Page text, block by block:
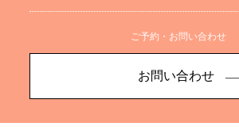
ご予約・お問い合わせ
お問い合わせ